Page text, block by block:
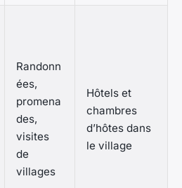
Randonn
ées,
promena
des,
visites
de
villages
Hôtels et
chambres
d’hôtes dans
le village